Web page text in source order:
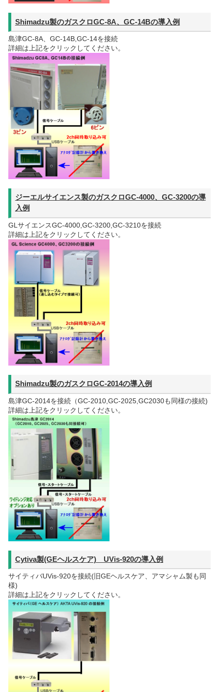
Shimadzu製のガスクロGC-8A、GC-14Bの導入例
島津GC-8A、GC-14B,GC-14を接続
詳細は上記をクリックしてください。
ジーエルサイエンス製のガスクロGC-4000、GC-3200の導
入例
GLサイエンスGC-4000,GC-3200,GC-3210を接続
詳細は上記をクリックしてください。
Shimadzu製のガスクロGC-2014の導入例
島津GC-2014を接続（GC-2010,GC-2025,GC2030も同様の接続)
詳細は上記をクリックしてください。
Cytiva製(GEヘルスケア) UVis-920の導入例
サイティバUVis-920を接続(旧GEヘルスケア、アマシャム製も同
様)
詳細は上記をクリックしてください。